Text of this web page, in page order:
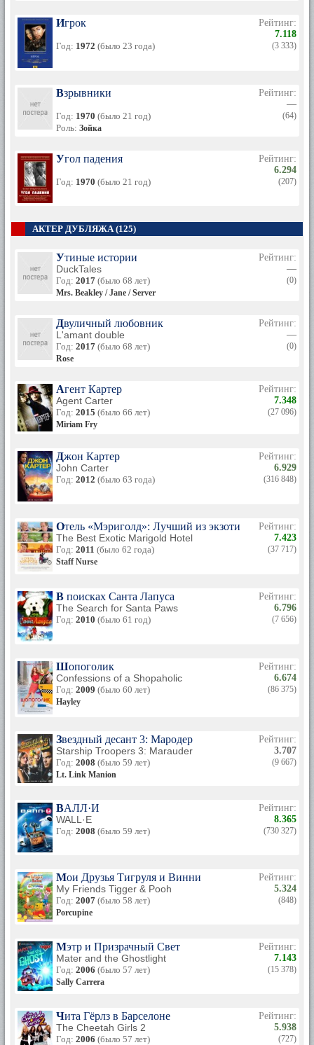
Игрок
Год: 1972 (было 23 года)
Рейтинг:
7.118
(3 333)
Взрывники
Год: 1970 (было 21 год)
Роль: Зойка
Рейтинг:
—
(64)
Угол падения
Год: 1970 (было 21 год)
Рейтинг:
6.294
(207)
АКТЕР ДУБЛЯЖА (125)
Утиные истории
DuckTales
Год: 2017 (было 68 лет)
Mrs. Beakley / Jane / Server
Рейтинг:
—
(0)
Двуличный любовник
L'amant double
Год: 2017 (было 68 лет)
Rose
Рейтинг:
—
(0)
Агент Картер
Agent Carter
Год: 2015 (было 66 лет)
Miriam Fry
Рейтинг:
7.348
(27 096)
Джон Картер
John Carter
Год: 2012 (было 63 года)
Рейтинг:
6.929
(316 848)
Отель «Мэриголд»: Лучший из экзотических
The Best Exotic Marigold Hotel
Год: 2011 (было 62 года)
Staff Nurse
Рейтинг:
7.423
(37 717)
В поисках Санта Лапуса
The Search for Santa Paws
Год: 2010 (было 61 год)
Рейтинг:
6.796
(7 656)
Шопоголик
Confessions of a Shopaholic
Год: 2009 (было 60 лет)
Hayley
Рейтинг:
6.674
(86 375)
Звездный десант 3: Мародер
Starship Troopers 3: Marauder
Год: 2008 (было 59 лет)
Lt. Link Manion
Рейтинг:
3.707
(9 667)
ВАЛЛ·И
WALL·E
Год: 2008 (было 59 лет)
Рейтинг:
8.365
(730 327)
Мои Друзья Тигруля и Винни
My Friends Tigger & Pooh
Год: 2007 (было 58 лет)
Porcupine
Рейтинг:
5.324
(848)
Мэтр и Призрачный Свет
Mater and the Ghostlight
Год: 2006 (было 57 лет)
Sally Carrera
Рейтинг:
7.143
(15 378)
Чита Гёрлз в Барселоне
The Cheetah Girls 2
Год: 2006 (было 57 лет)
Рейтинг:
5.938
(727)